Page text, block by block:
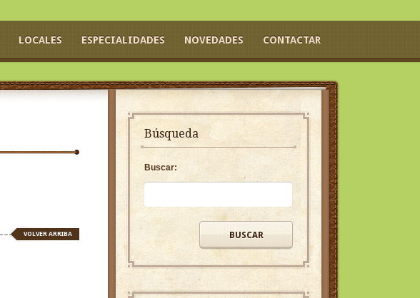
LOCALES ESPECIALIDADES NOVEDADES CONTACTAR
VOLVER ARRIBA
Búsqueda
Buscar: